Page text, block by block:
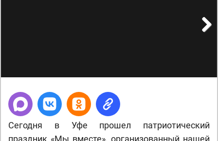
Сегодня в Уфе прошел патриотический
праздник «Мы вместе», организованный нашей